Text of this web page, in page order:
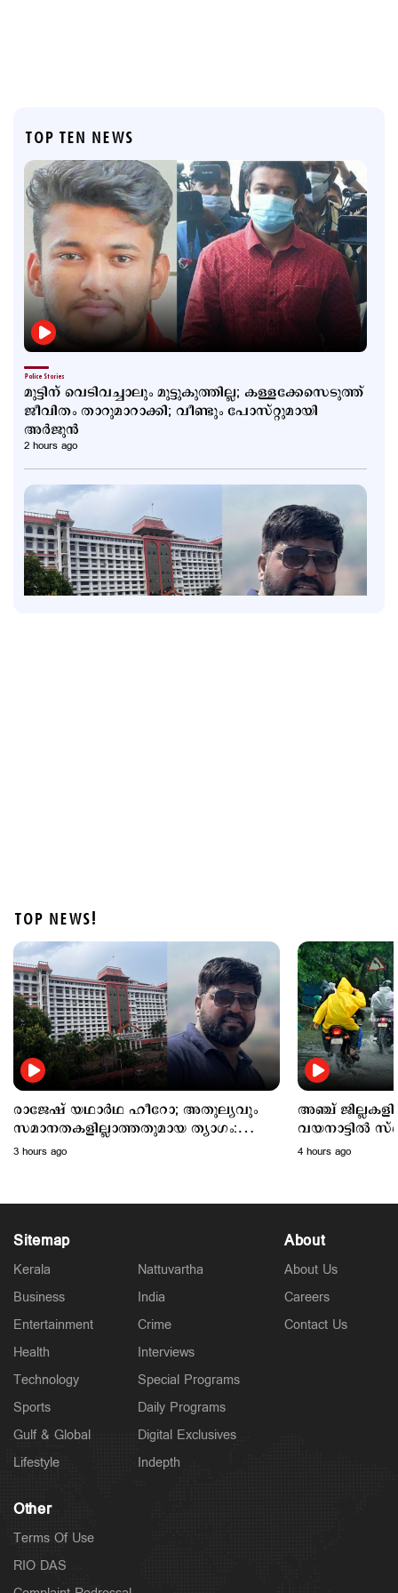
TOP TEN NEWS
Police Stories
മുട്ടിന് വെടിവച്ചാലും മുട്ടുകുത്തില്ല; കള്ളക്കേസെടുത്ത്
ജീവിതം താറുമാറാക്കി; വീണ്ടും പോസ്റ്റുമായി
അര്‍ജുന്‍
2 hours ago
Latest
അഞ്ച് ജില്ലകളില്‍ നാളെ അവധി; വയനാട്ടില്‍
സ്പെഷല്‍ ക്ലാസുകള്‍ക്ക് അവധി
4 hours ago
കേസിനായി പണം തരണം; ക്യൂ ആര്‍ കോഡ് അടക്കം
ഇന്‍സ്റ്റഗ്രാം സ്റ്റാറ്റസിട്ട് അര്‍ജുന്‍
TOP NEWS!
രാജേഷ് യഥാർഥ ഹീറോ; അതുല്യവും
സമാനതകളില്ലാത്തതുമായ ത്യാഗം:
ഹൈക്കോടതി
3 hours ago
അഞ്ച്
വയനാട്ടില്‍
അവധി
4 hours ago
Sitemap
Kerala
Business
Entertainment
Health
Technology
Sports
Gulf & Global
Lifestyle
Nattuvartha
India
Crime
Interviews
Special Programs
Daily Programs
Digital Exclusives
Indepth
About
About Us
Careers
Contact Us
Other
Terms Of Use
RIO DAS